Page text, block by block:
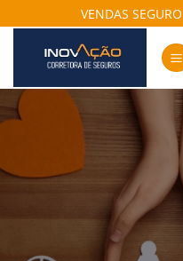
to
content
VENDAS